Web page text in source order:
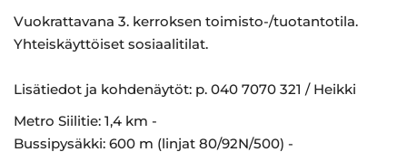
Vuokrattavana 3. kerroksen toimisto-/tuotantotila.
Yhteiskäyttöiset sosiaalitilat.
Lisätiedot ja kohdenäytöt: p. 040 7070 321 / Heikki
Metro Siilitie: 1,4 km -
Bussipysäkki: 600 m (linjat 80/92N/500) -